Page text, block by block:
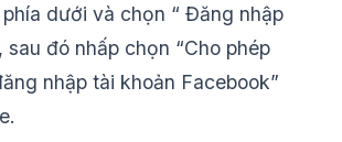
phía dưới và chọn “ Đăng nhập
sau đó nhấp chọn “Cho phép
nhập tài khoản Facebook”